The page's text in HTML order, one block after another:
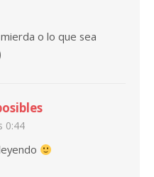
o lo que sea
0:44